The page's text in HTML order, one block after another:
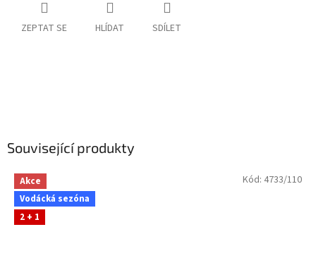
ZEPTAT SE HLÍDAT SDÍLET
Související produkty
Akce
Vodácká sezóna
2 + 1
Kód: 4733/110